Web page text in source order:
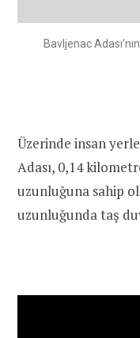
Bavljenac
Üzerinde insan
Adası, 0,14
uzunluğuna sahip
uzunluğunda taş